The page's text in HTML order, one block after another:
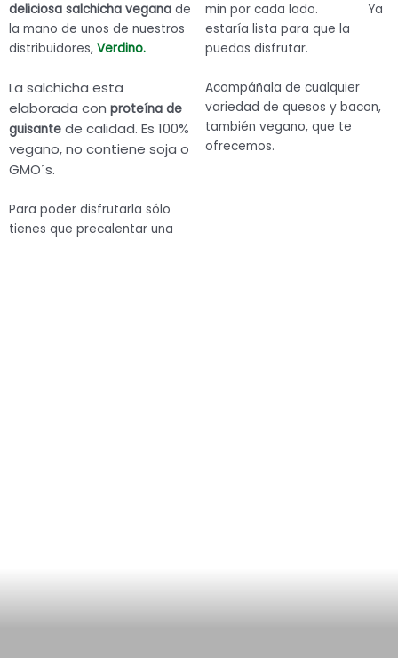
deliciosa salchicha vegana de
la mano de unos de nuestros
distribuidores, Verdino.
La salchicha esta
elaborada con proteína de
guisante de calidad. Es 100%
vegano, no contiene soja o
GMO´s.
Para poder disfrutarla sólo
tienes que precalentar una
min por cada lado. Ya
estaría lista para que la
puedas disfrutar.
Acompáñala de cualquier
variedad de quesos y bacon,
también vegano, que te
ofrecemos.